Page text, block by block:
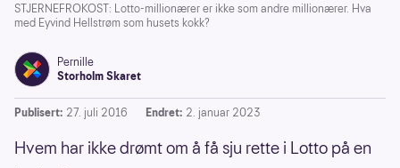
STJERNEFROKOST: Lotto-millionærer er ikke som andre millionærer. Hva
med Eyvind Hellstrøm som husets kokk?
Pernille
Storholm Skaret
Publisert: 27. juli 2016 Endret: 2. januar 2023
Hvem har ikke drømt om å få sju rette i Lotto på en